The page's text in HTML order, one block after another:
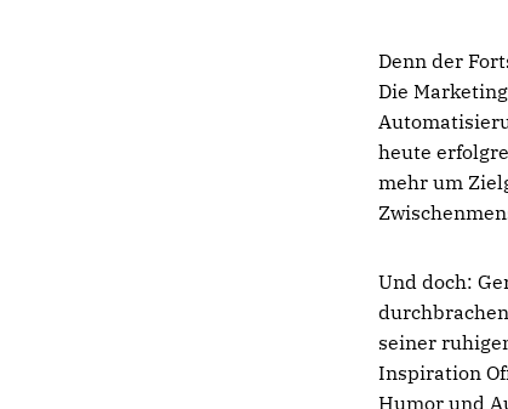
Denn der
Die
heute
mehr um
Und doch:
seiner
Inspiration
Humor und